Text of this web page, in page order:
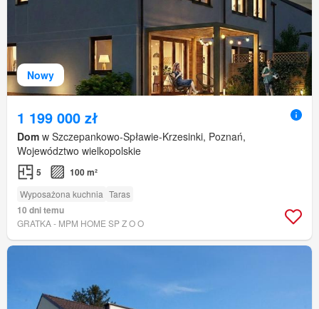
Nowy
1 199 000 zł
Dom w Szczepankowo-Spławie-Krzesinki, Poznań,
Województwo wielkopolskie
5 100 m²
Wyposażona kuchnia Taras
10 dni temu
GRATKA - MPM HOME SP Z O O